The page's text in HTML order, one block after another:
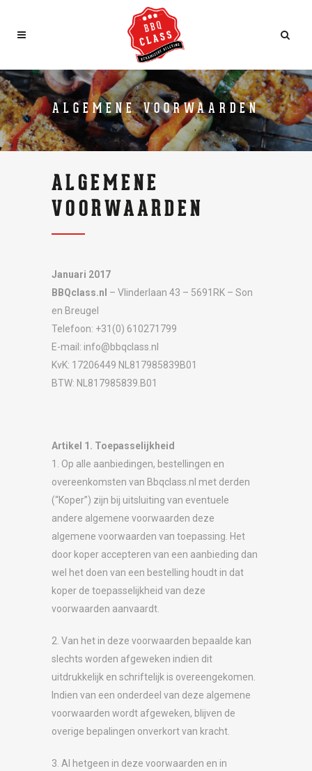
ALGEMENE VOORWAARDEN
ALGEMENE
VOORWAARDEN
Januari 2017
BBQclass.nl – Vlinderlaan 43 – 5691RK – Son
en Breugel
Telefoon: +31(0) 610271799
E-mail: info@bbqclass.nl
KvK: 17206449 NL817985839B01
BTW: NL817985839.B01
Artikel 1. Toepasselijkheid
1. Op alle aanbiedingen, bestellingen en
overeenkomsten van Bbqclass.nl met derden
(“Koper”) zijn bij uitsluiting van eventuele
andere algemene voorwaarden deze
algemene voorwaarden van toepassing. Het
door koper accepteren van een aanbieding dan
wel het doen van een bestelling houdt in dat
koper de toepasselijkheid van deze
voorwaarden aanvaardt.
2. Van het in deze voorwaarden bepaalde kan
slechts worden afgeweken indien dit
uitdrukkelijk en schriftelijk is overeengekomen.
Indien van een onderdeel van deze algemene
voorwaarden wordt afgeweken, blijven de
overige bepalingen onverkort van kracht.
3. Al hetgeen in deze voorwaarden en in